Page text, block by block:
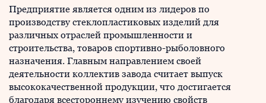
Предприятие является одним из лидеров по
производству стеклопластиковых изделий для
различных отраслей промышленности и
строительства, товаров спортивно-рыболовного
назначения. Главным направлением своей
деятельности коллектив завода считает выпуск
высококачественной продукции, что достигается
благодаря всестороннему изучению свойств